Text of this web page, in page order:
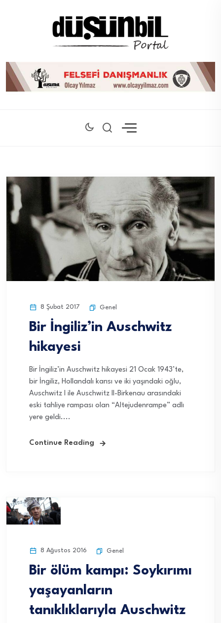
8 Şubat 2017 Genel
Bir İngiliz’in Auschwitz
hikayesi
Bir İngiliz’in Auschwitz hikayesi 21 Ocak 1943’te,
bir İngiliz, Hollandalı karısı ve iki yaşındaki oğlu,
Auschwitz I ile Auschwitz II-Birkenau arasındaki
eski tahliye rampası olan “Altejudenrampe” adlı
yere geldi....
Continue Reading
8 Ağustos 2016 Genel
Bir ölüm kampı: Soykırımı
yaşayanların
tanıklıklarıyla Auschwitz